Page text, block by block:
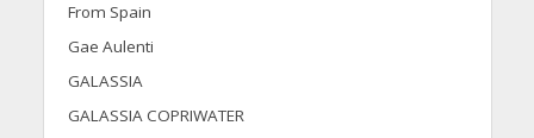
From Spain
Gae Aulenti
GALASSIA
GALASSIA COPRIWATER